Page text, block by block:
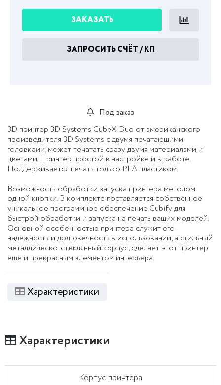
Под заказ
3D принтер 3D Systems CubeX Duo от американского
производителя 3D Systems c двумя печатающими
головками, может печатать сразу двумя материалами и
цветами. Принтер простой в настройке и в работе.
Поддерживается печать только PLA пластиком.
Возможность обработки запуска принтера методом
одной кнопки. В комплекте поставляется собственное
уникальное программное обеспечение Cubify для
быстрой обработки и запуска на печать ваших моделей.
Основной особенностью принтера служит его
надежность и долговечность в использовании, а стильный
металлическо-стеклянный корпус, сделает этот принтер
еще и прекрасным элементом интерьера.
Характеристики
ЗАКАЗАТЬ
ЗАПРОСИТЬ СЧЁТ / КП
Характеристики
Корпус принтера